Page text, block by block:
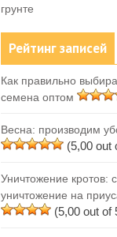
грунте
Рейтинг записей
Как правильно
семена оптом
Весна: производим
(5,00 out
Уничтожение кротов:
уничтожение на
(5,00 out of